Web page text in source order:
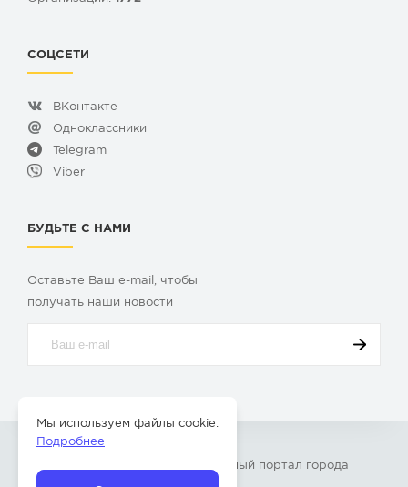
СОЦСЕТИ
ВКонтакте
Одноклассники
Telegram
Viber
БУДЬТЕ С НАМИ
Оставьте Ваш e-mail, чтобы
получать наши новости
» – Главный портал города
Мы используем файлы cookie.
Подробнее